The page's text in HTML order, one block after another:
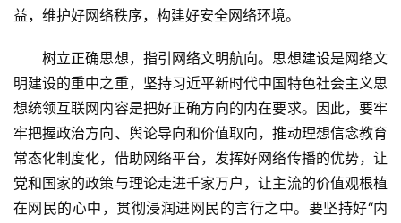
益，维护好网络秩序，构建好安全网络环境。
树立正确思想，指引网络文明航向。思想建设是网络文
明建设的重中之重，坚持习近平新时代中国特色社会主义思
想统领互联网内容是把好正确方向的内在要求。因此，要牢
牢把握政治方向、舆论导向和价值取向，推动理想信念教育
常态化制度化，借助网络平台，发挥好网络传播的优势，让
党和国家的政策与理论走进千家万户，让主流的价值观根植
在网民的心中，贯彻浸润进网民的言行之中。要坚持好“内